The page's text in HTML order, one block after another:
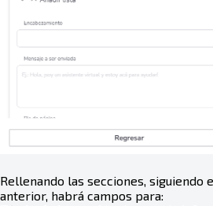
Rellenando las secciones, siguiendo
anterior, habrá campos para: